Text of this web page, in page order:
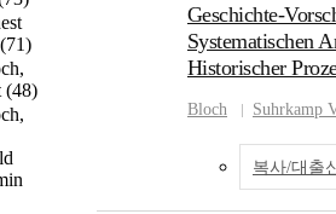
(71)
(48)
Geschichte-
Systematischen
Historischer
Bloch Suhrkamp
복사/대출